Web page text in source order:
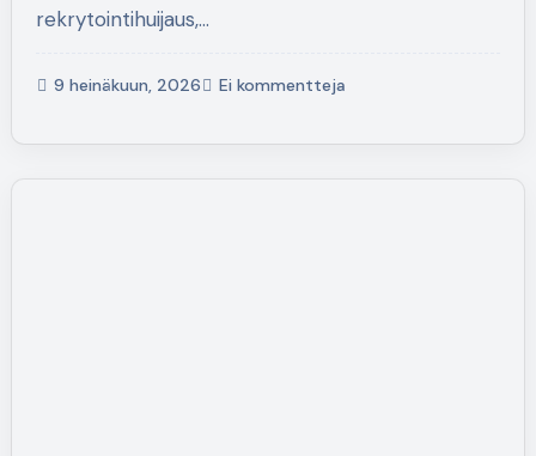
rekrytointihuijaus,…
9 heinäkuun, 2026 Ei kommentteja